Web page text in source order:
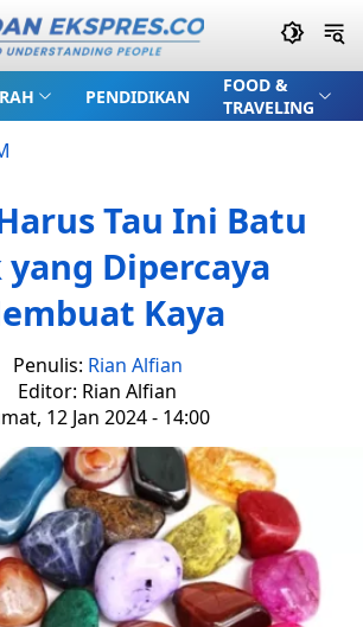
PENDIDIKAN
FOOD &
TRAVELING
Tau Ini Batu
Dipercaya
Kaya
Penulis: Rian Alfian
Editor: Rian Alfian
12 Jan 2024 - 14:00